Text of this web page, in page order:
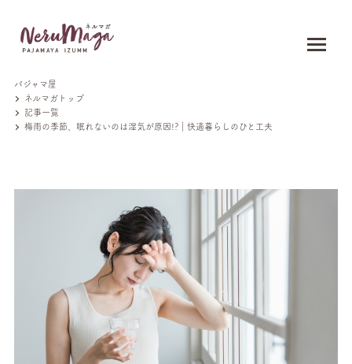
パジャマ屋
ネルマガトップ
記事一覧
梅雨の季節、眠れないのは湿気が原因!?｜快適暮らしのひと工夫